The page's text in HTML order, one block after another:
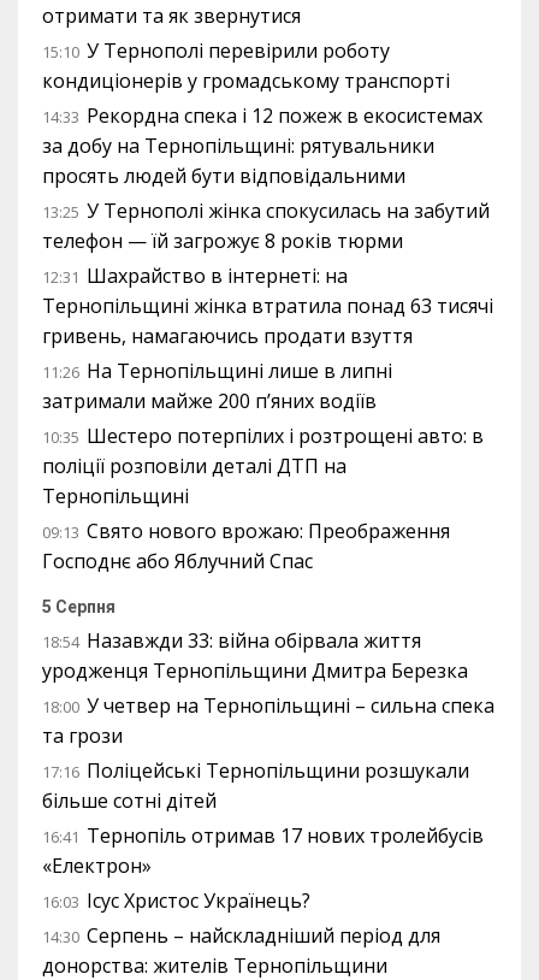
отримати та як звернутися
15:10 У Тернополі перевірили роботу
кондиціонерів у громадському транспорті
14:33 Рекордна спека і 12 пожеж в екосистемах
за добу на Тернопільщині: рятувальники
просять людей бути відповідальними
13:25 У Тернополі жінка спокусилась на забутий
телефон — їй загрожує 8 років тюрми
12:31 Шахрайство в інтернеті: на
Тернопільщині жінка втратила понад 63 тисячі
гривень, намагаючись продати взуття
11:26 На Тернопільщині лише в липні
затримали майже 200 п’яних водіїв
10:35 Шестеро потерпілих і розтрощені авто: в
поліції розповіли деталі ДТП на
Тернопільщині
09:13 Свято нового врожаю: Преображення
Господнє або Яблучний Спас
5 Серпня
18:54 Назавжди 33: війна обірвала життя
уродженця Тернопільщини Дмитра Березка
18:00 У четвер на Тернопільщині – сильна спека
та грози
17:16 Поліцейські Тернопільщини розшукали
більше сотні дітей
16:41 Тернопіль отримав 17 нових тролейбусів
«Електрон»
16:03 Ісус Христос Українець?
14:30 Серпень – найскладніший період для
донорства: жителів Тернопільщини